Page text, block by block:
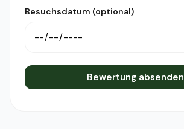
Besuchsdatum (optional)
Bewertung absenden